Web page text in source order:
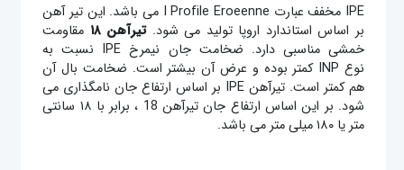
IPE مخفف عبارت I Profile Eroeenne می باشد. این تیر آهن
بر اساس استاندارد اروپا تولید می شود.تیرآهن ۱۸
مقاومت
خمشی مناسبی دارد. ضخامت جان نیمرخ IPE نسبت به
نوع INP کمتر بوده و عرض آن بیشتر است. ضخامت بال آن
هم کمتر است. تیرآهن IPE بر اساس ارتفاع جان نامگذاری می
شود. بر این اساس ارتفاع جان تیرآهن 18 ، برابر با ۱۸ سانتی
متر یا ۱۸۰ میلی متر می باشد.